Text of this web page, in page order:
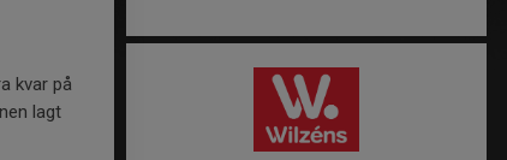
kvar på
lagt